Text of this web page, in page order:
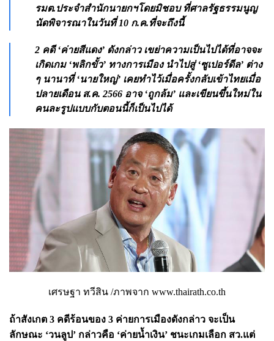
รมต.ประจำสำนักนายกฯโดยมิชอบ ที่ศาลรัฐธรรมนูญ
นัดพิจารณาในวันที่ 10 ก.ค.ที่จะถึงนี้
2 คดี ‘ค่ายสีแดง’ ดังกล่าว เขย่าความเป็นไปได้ที่อาจจะ
เกิดเกม ‘พลิกขั้ว’ ทางการเมือง นำไปสู่ ‘ซูเปอร์ดีล’ ต่าง
ๆ นานาที่ ‘นายใหญ่’ เคยทำไว้เมื่อครั้งกลับเข้าไทยเมื่อ
ปลายเดือน ส.ค. 2566 อาจ ‘ถูกล้ม’ และเขียนขึ้นใหม่ใน
คนละรูปแบบกับตอนนี้ก็เป็นไปได้
เศรษฐา ทวีสิน /ภาพจาก www.thairath.co.th
ถ้าสังเกต 3 คดีร้อนของ 3 ค่ายการเมืองดังกล่าว จะเป็น
ลักษณะ ‘วนลูป’ กล่าวคือ ‘ค่ายน้ำเงิน’ ชนะเกมเลือก สว.แต่